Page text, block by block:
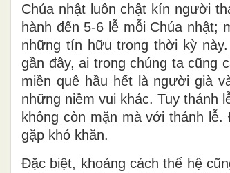
Chúa nhật luôn chật kín người
hành đến 5-6 lễ mỗi Chúa nhật;
những tín hữu trong thời kỳ
gần đây, ai trong chúng ta cũng
miền quê hầu hết là người già
những niềm vui khác. Tuy thánh
không còn mặn mà với thánh
gặp khó khăn.
Đặc biệt, khoảng cách thế hệ